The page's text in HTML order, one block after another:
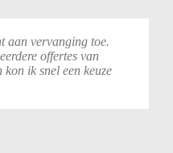
aan vervanging toe.
offertes van
ik snel een keuze